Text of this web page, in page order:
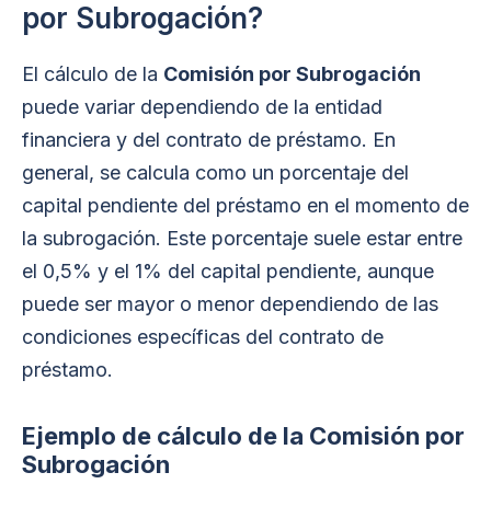
por Subrogación?
El cálculo de la Comisión por Subrogación
puede variar dependiendo de la entidad
financiera y del contrato de préstamo. En
general, se calcula como un porcentaje del
capital pendiente del préstamo en el momento de
la subrogación. Este porcentaje suele estar entre
el 0,5% y el 1% del capital pendiente, aunque
puede ser mayor o menor dependiendo de las
condiciones específicas del contrato de
préstamo.
Ejemplo de cálculo de la Comisión por
Subrogación